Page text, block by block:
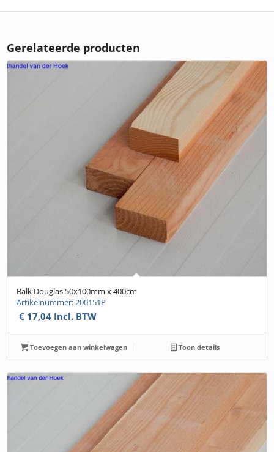
Gerelateerde producten
Balk Douglas 50x100mm x 400cm
Artikelnummer: 200151P
€ 17,04 Incl. BTW
Toevoegen aan winkelwagen Toon details